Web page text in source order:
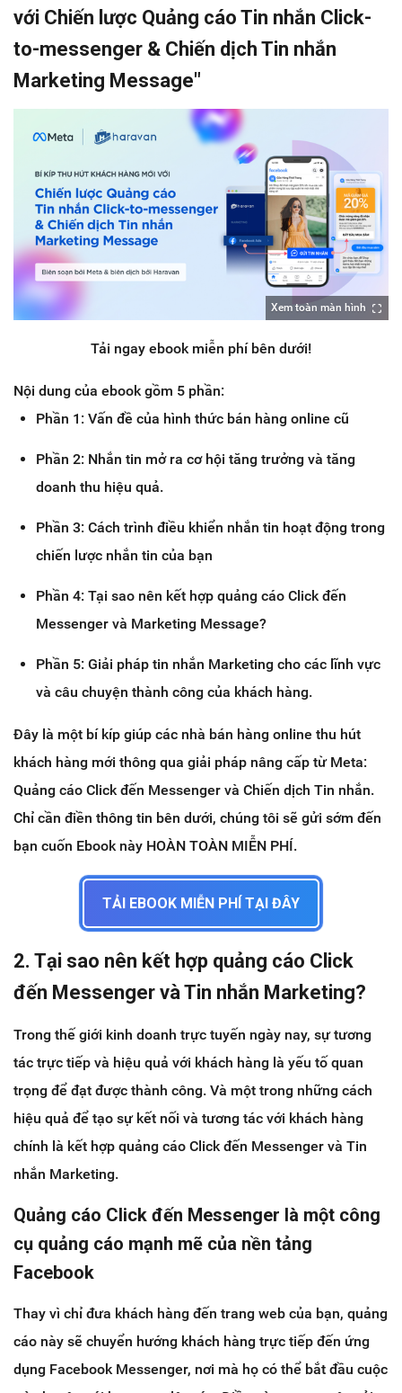
với Chiến lược Quảng cáo Tin nhắn Click-
to-messenger & Chiến dịch Tin nhắn
Marketing Message"
Xem toàn màn hình
Tải ngay ebook miễn phí bên dưới!
Nội dung của ebook gồm 5 phần:
Phần 1: Vấn đề của hình thức bán hàng online cũ
Phần 2: Nhắn tin mở ra cơ hội tăng trưởng và tăng
doanh thu hiệu quả.
Phần 3: Cách trình điều khiển nhắn tin hoạt động trong
chiến lược nhắn tin của bạn
Phần 4: Tại sao nên kết hợp quảng cáo Click đến
Messenger và Marketing Message?
Phần 5: Giải pháp tin nhắn Marketing cho các lĩnh vực
và câu chuyện thành công của khách hàng.
Đây là một bí kíp giúp các nhà bán hàng online thu hút
khách hàng mới thông qua giải pháp nâng cấp từ Meta:
Quảng cáo Click đến Messenger và Chiến dịch Tin nhắn.
Chỉ cần điền thông tin bên dưới, chúng tôi sẽ gửi sớm đến
bạn cuốn Ebook này HOÀN TOÀN MIỄN PHÍ.
TẢI EBOOK MIỄN PHÍ TẠI ĐÂY
2. Tại sao nên kết hợp quảng cáo Click
đến Messenger và Tin nhắn Marketing?
Trong thế giới kinh doanh trực tuyến ngày nay, sự tương
tác trực tiếp và hiệu quả với khách hàng là yếu tố quan
trọng để đạt được thành công. Và một trong những cách
hiệu quả để tạo sự kết nối và tương tác với khách hàng
chính là kết hợp quảng cáo Click đến Messenger và Tin
nhắn Marketing.
Quảng cáo Click đến Messenger là một công
cụ quảng cáo mạnh mẽ của nền tảng
Facebook
Thay vì chỉ đưa khách hàng đến trang web của bạn, quảng
cáo này sẽ chuyển hướng khách hàng trực tiếp đến ứng
dụng Facebook Messenger, nơi mà họ có thể bắt đầu cuộc